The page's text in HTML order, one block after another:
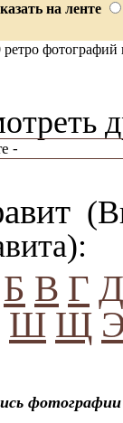
на ленте
ретро
Б В Г Д
Ш Щ